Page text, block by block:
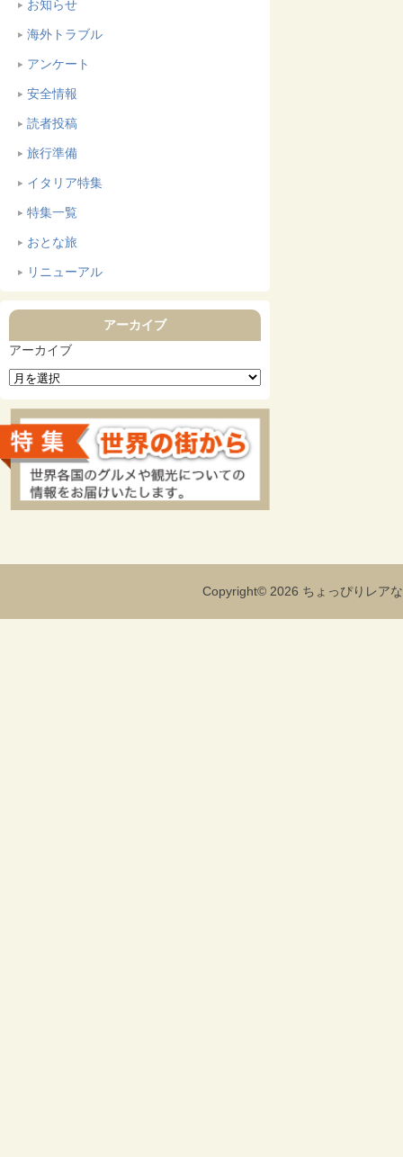
お知らせ
海外トラブル
アンケート
安全情報
読者投稿
旅行準備
イタリア特集
特集一覧
おとな旅
リニューアル
アーカイブ
アーカイブ
Copyright© 2026 ちょっぴりレ